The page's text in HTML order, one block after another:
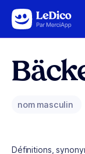
Aller au contenu
nom masculin
Définitions,